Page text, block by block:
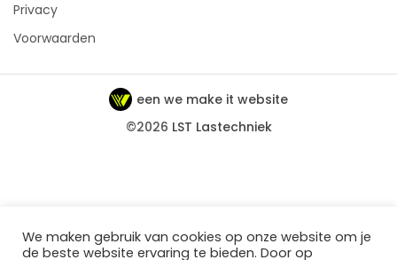
Privacy
Voorwaarden
©2026 LST Lastechniek
een we make it website
We maken gebruik van cookies op onze website om je
de beste website ervaring te bieden. Door op